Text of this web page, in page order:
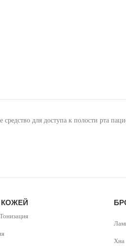
для доступа к полости рта
КОЖЕЙ
Хна